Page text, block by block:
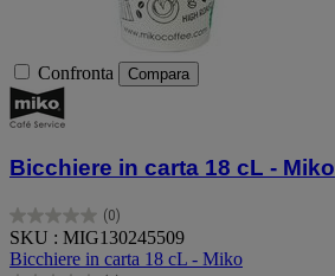
Confronta Compara
Bicchiere in carta 18 cL - Miko
(0)
0.0
su
5
SKU : MIG130245509
Bicchiere in carta 18 cL - Miko